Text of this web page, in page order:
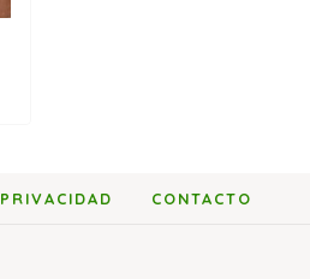
PRIVACIDAD CONTACTO